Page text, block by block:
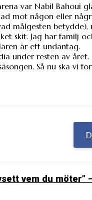
var Nabil Bahoui
mot någon eller
målgesten
skit. Jag har familj
är ett undantag.
under resten av
Så nu ska vi
vem du